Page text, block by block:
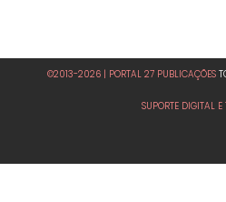
©2013-2026 | PORTAL 27 PUBLICAÇÕES
SUPORTE DIGITAL